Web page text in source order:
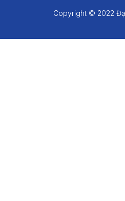
Copyright © 2022